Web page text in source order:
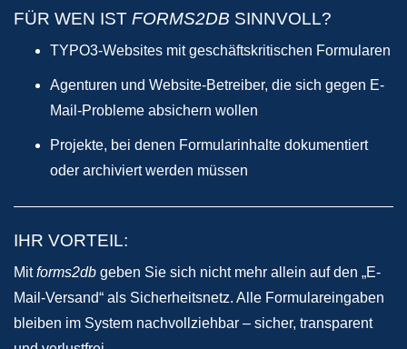
FÜR WEN IST FORMS2DB SINNVOLL?
TYPO3-Websites mit geschäftskritischen Formularen
Agenturen und Website-Betreiber, die sich gegen E-
Mail-Probleme absichern wollen
Projekte, bei denen Formularinhalte dokumentiert
oder archiviert werden müssen
IHR VORTEIL:
Mitforms2db geben Sie sich nicht mehr allein auf den „E-
Mail-Versand“ als Sicherheitsnetz. Alle Formulareingaben
bleiben im System nachvollziehbar – sicher, transparent